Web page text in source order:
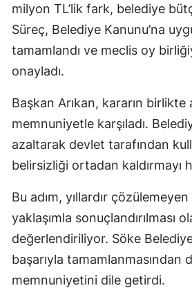
milyon TL’lik fark, belediye
Süreç, Belediye Kanunu’na
tamamlandı ve meclis oy
onayladı.
Başkan Arıkan, kararın birlikte
memnuniyetle karşıladı.
azaltarak devlet tarafından
belirsizliği ortadan kaldırmayı
Bu adım, yıllardır
yaklaşımla sonuçlandırılması
değerlendiriliyor. Söke
başarıyla tamamlanmasından
memnuniyetini dile getirdi.